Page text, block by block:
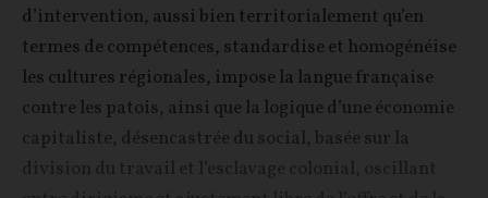
d’intervention, aussi bien territorialement qu’en
termes de compétences, standardise et homogénéise
les cultures régionales, impose la langue française
contre les patois, ainsi que la logique d’une économie
capitaliste, désencastrée du social, basée sur la